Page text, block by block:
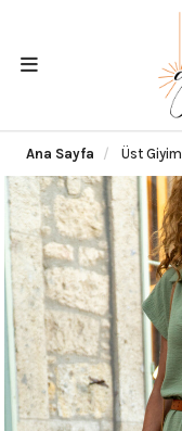
Ana Sayfa Üst Giyim